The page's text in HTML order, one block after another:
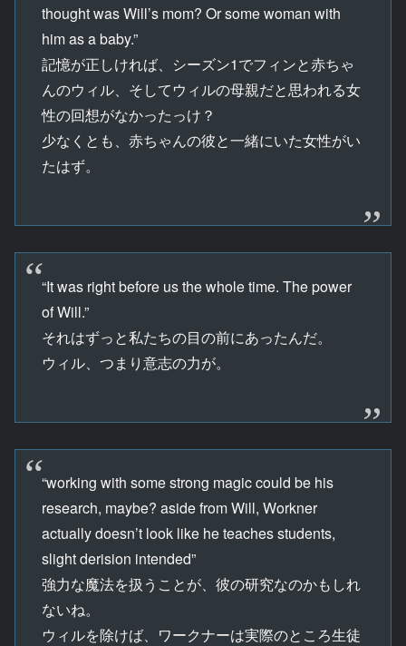
thought was Will’s mom? Or some woman with
him as a baby.”
記憶が正しければ、シーズン1でフィンと赤ちゃ
んのウィル、そしてウィルの母親だと思われる女
性の回想がなかったっけ？
少なくとも、赤ちゃんの彼と一緒にいた女性がい
たはず。
“It was right before us the whole time. The power
of Will.”
それはずっと私たちの目の前にあったんだ。
ウィル、つまり意志の力が。
“working with some strong magic could be his
research, maybe? aside from Will, Workner
actually doesn’t look like he teaches students,
slight derision intended”
強力な魔法を扱うことが、彼の研究なのかもしれ
ないね。
ウィルを除けば、ワークナーは実際のところ生徒